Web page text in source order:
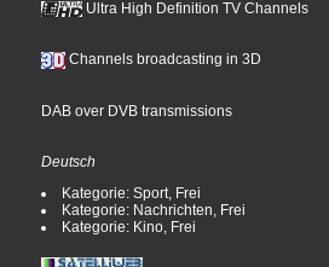
Ultra High Definition TV Channels
Channels broadcasting in 3D
DAB over DVB transmissions
Deutsch
Kategorie: Sport, Frei
Kategorie: Nachrichten, Frei
Kategorie: Kino, Frei